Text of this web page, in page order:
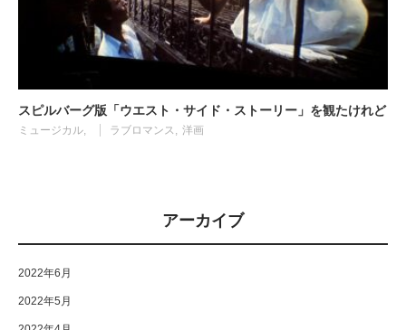
スピルバーグ版「ウエスト・サイド・ストーリー」を観たけれど
ミュージカル ラブロマンス 洋画
アーカイブ
2022年6月
2022年5月